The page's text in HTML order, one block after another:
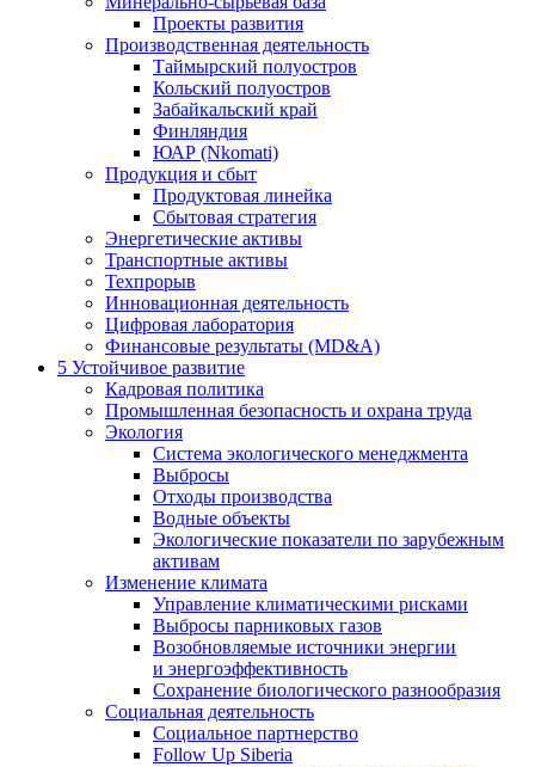
Проекты развития
Производственная деятельность
Таймырский полуостров
Кольский полуостров
Забайкальский край
Финляндия
ЮАР (Nkomati)
Продукция и сбыт
Продуктовая линейка
Сбытовая стратегия
Энергетические активы
Транспортные активы
Техпрорыв
Инновационная деятельность
Цифровая лаборатория
Финансовые результаты (MD&A)
5 Устойчивое развитие
Кадровая политика
Промышленная безопасность и охрана труда
Экология
Система экологического менеджмента
Выбросы
Отходы производства
Водные объекты
Экологические показатели по зарубежным
активам
Изменение климата
Управление климатическими рисками
Выбросы парниковых газов
Возобновляемые источники энергии
и энергоэффективность
Сохранение биологического разнообразия
Социальная деятельность
Социальное партнерство
Follow Up Siberia